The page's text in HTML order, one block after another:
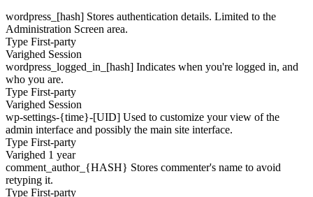
wordpress_[hash] Stores authentication details. Limited to the
Administration Screen area.
Type First-party
Varighed Session
wordpress_logged_in_[hash] Indicates when you're logged in, and
who you are.
Type First-party
Varighed Session
wp-settings-{time}-[UID] Used to customize your view of the
admin interface and possibly the main site interface.
Type First-party
Varighed 1 year
comment_author_{HASH} Stores commenter's name to avoid
retyping it.
Type First-party